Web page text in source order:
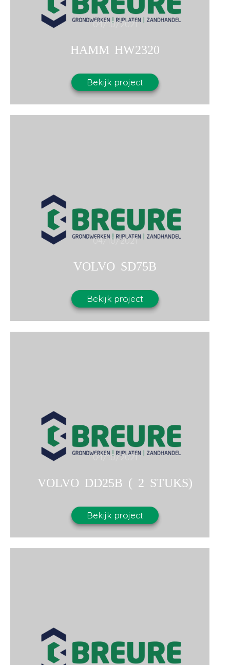
04/10/2021
HAMM HW2320
Bekijk project
04/10/2021
VOLVO SD75B
Bekijk project
04/10/2021
VOLVO DD25B ( 2 STUKS)
Bekijk project